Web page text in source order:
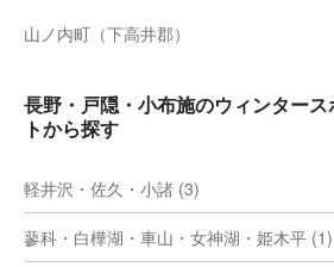
山ノ内町（下高井郡）
長野・戸隠・小布施のウィンター
トから探す
軽井沢・佐久・小諸 (3)
蓼科・白樺湖・車山・女神湖・姫木平 (1)